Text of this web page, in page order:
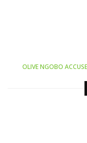
OLIVE NGOBO